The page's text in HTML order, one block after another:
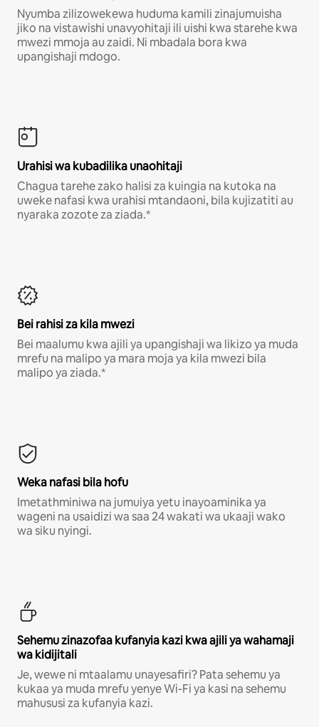
Nyumba zilizowekewa huduma kamili zinajumuisha
jiko na vistawishi unavyohitaji ili uishi kwa starehe kwa
mwezi mmoja au zaidi. Ni mbadala bora kwa
upangishaji mdogo.
Urahisi wa kubadilika unaohitaji
Chagua tarehe zako halisi za kuingia na kutoka na
uweke nafasi kwa urahisi mtandaoni, bila kujizatiti au
nyaraka zozote za ziada.*
Bei rahisi za kila mwezi
Bei maalumu kwa ajili ya upangishaji wa likizo ya muda
mrefu na malipo ya mara moja ya kila mwezi bila
malipo ya ziada.*
Weka nafasi bila hofu
Imetathminiwa na jumuiya yetu inayoaminika ya
wageni na usaidizi wa saa 24 wakati wa ukaaji wako
wa siku nyingi.
Sehemu zinazofaa kufanyia kazi kwa ajili ya wahamaji
wa kidijitali
Je, wewe ni mtaalamu unayesafiri? Pata sehemu ya
kukaa ya muda mrefu yenye Wi-Fi ya kasi na sehemu
mahususi za kufanyia kazi.